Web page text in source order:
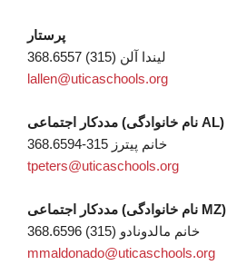
پرستار
لیندا آلن (315) 368.6557
lallen@uticaschools.org
مددکار اجتماعی (نام خانوادگی AL)
خانم پیترز 315-368.6594
tpeters@uticaschools.org
مددکار اجتماعی (نام خانوادگی MZ)
خانم مالدونادو (315) 368.6596
mmaldonado@uticaschools.org